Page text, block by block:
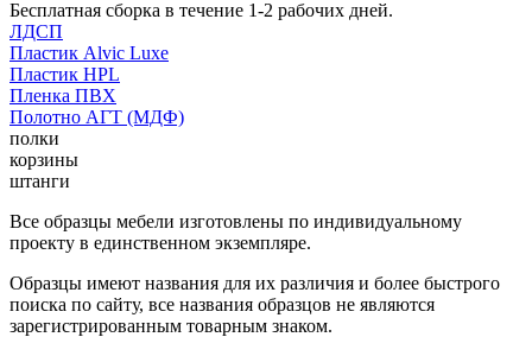
Бесплатная сборка в течение 1-2 рабочих дней.
ЛДСП
Пластик Alvic Luxe
Пластик HPL
Пленка ПВХ
Полотно АГТ (МДФ)
полки
корзины
штанги
Все образцы мебели изготовлены по индивидуальному
проекту в единственном экземпляре.
Образцы имеют названия для их различия и более быстрого
поиска по сайту, все названия образцов не являются
зарегистрированным товарным знаком.